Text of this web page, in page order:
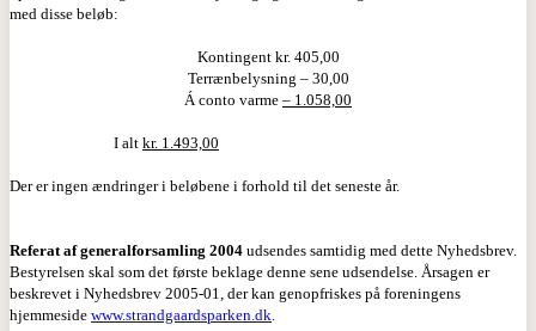
med disse beløb:
Kontingent kr. 405,00
Terrænbelysning – 30,00
Á conto varme – 1.058,00
I alt kr. 1.493,00
Der er ingen ændringer i beløbene i forhold til det seneste år.
Referat af generalforsamling 2004 udsendes samtidig med dette Nyhedsbrev.
Bestyrelsen skal som det første beklage denne sene udsendelse. Årsagen er
beskrevet i Nyhedsbrev 2005-01, der kan genopfriskes på foreningens
hjemmeside www.strandgaardsparken.dk